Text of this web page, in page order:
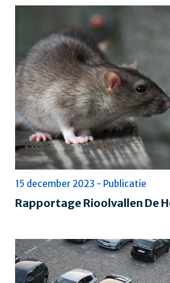
Rapportage Rioolvallen De
15 december 2023 - Publicatie